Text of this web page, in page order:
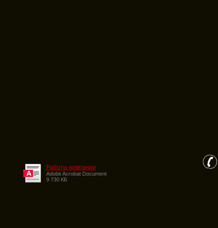
Работы компании
Adobe Acrobat Document
9 730 КБ